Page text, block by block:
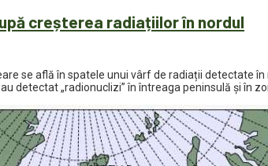
creșterea radiațiilor în nordul
se află în spatele unui vârf de radiații detectate
detectat „radionuclizi” în întreaga peninsulă și în